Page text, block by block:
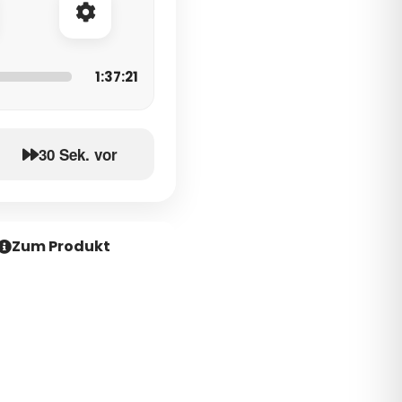
1:37:21
30 Sek. vor
Zum Produkt